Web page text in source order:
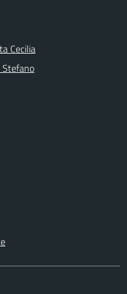
Cecilia
Stefano